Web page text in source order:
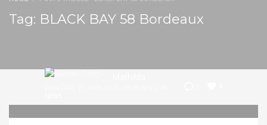
Tag: BLACK BAY 58 Bordeaux